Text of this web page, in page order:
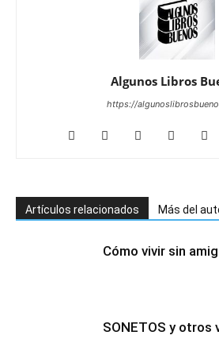
Algunos Libros
https://
Artículos relacionados Más del
Cómo vivir sin
SONETOS y otros